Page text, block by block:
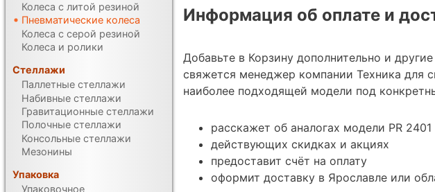
Информация об оплате и
Добавьте в Корзину дополнительно и
свяжется менеджер компании Техника для
наиболее подходящей модели под
расскажет об аналогах модели PR 2401
действующих скидках и акциях
предоставит счёт на оплату
оформит доставку в Ярославле или
Колеса с литой резиной
Пневматические колеса
Колеса с серой резиной
Колеса и ролики
Стеллажи
Паллетные стеллажи
Набивные стеллажи
Гравитационные стеллажи
Полочные стеллажи
Консольные стеллажи
Мезонины
Упаковка
Упаковочное